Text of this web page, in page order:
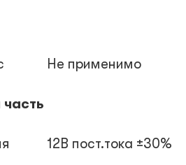
Не применимо
12В пост.тока ±30%